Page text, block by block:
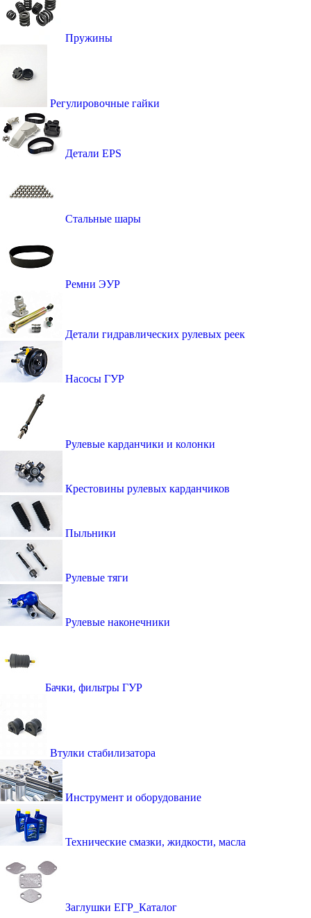
Пружины
Регулировочные гайки
Детали EPS
Стальные шары
Ремни ЭУР
Детали гидравлических рулевых реек
Насосы ГУР
Рулевые карданчики и колонки
Крестовины рулевых карданчиков
Пыльники
Рулевые тяги
Рулевые наконечники
Бачки, фильтры ГУР
Втулки стабилизатора
Инструмент и оборудование
Технические смазки, жидкости, масла
Заглушки ЕГР_Каталог